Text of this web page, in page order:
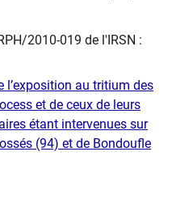
2010-019 de l'IRSN :
l’exposition au tritium des
et de ceux de leurs
étant intervenues sur
(94) et de Bondoufle